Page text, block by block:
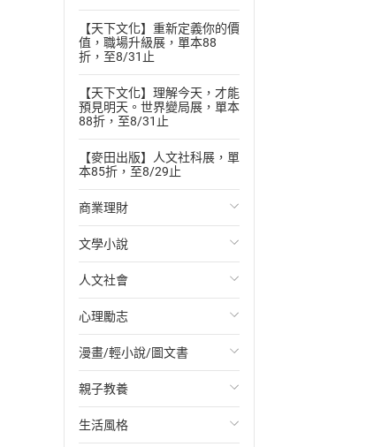
【天下文化】重新定義你的價
值，職場升級展，單本88
折，至8/31止
【天下文化】理解今天，才能
預見明天。世界變局展，單本
88折，至8/31止
【麥田出版】人文社科展，單
本85折，至8/29止
商業理財
投資理財
經濟/趨勢
財務/金融
管理/領導
職場工作術
成功法
文學小說
歐美文學
日本文學
韓國文學
華文文學
經典文學
人文社會
國際關係
政治
社會科學
台灣/中國歷史
心理勵志
心靈成長/情緒
人際關係
兩性關係
漫畫/輕小說/圖文書
輕小說
奇幻/科幻
親子教養
教育現場
生活風格